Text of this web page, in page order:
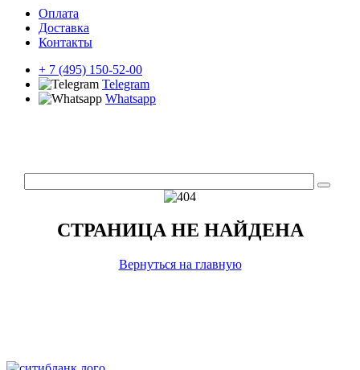
Оплата
Доставка
Контакты
+ 7 (495) 150-52-00
Telegram
Whatsapp
СТРАНИЦА НЕ НАЙДЕНА
Вернуться на главную